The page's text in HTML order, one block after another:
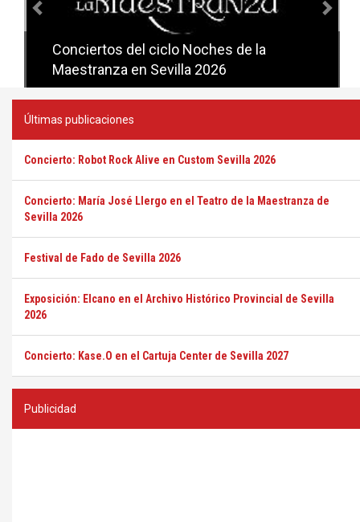
Conciertos del ciclo Noches de la
Maestranza en Sevilla 2026
Conciertos del ciclo Candlelight en
Sevilla
Últimas publicaciones
Concierto: Robot Rock Alive en Custom Sevilla 2026
Concierto: María José Llergo en el Teatro de la Maestranza de
Sevilla 2026
Festival de Fado de Sevilla 2026
Exposición: Elcano en el Archivo Histórico Provincial de Sevilla
2026
Concierto: Kase.O en el Cartuja Center de Sevilla 2027
Publicidad